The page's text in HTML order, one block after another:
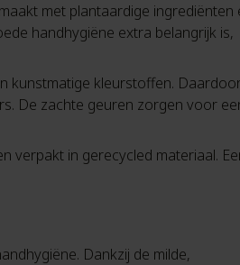
met plantaardige ingrediënten
handhygiëne extra belangrijk is,
kunstmatige kleurstoffen.
De zachte geuren zorgen voor
verpakt in gerecycled materiaal.
Dankzij de milde,